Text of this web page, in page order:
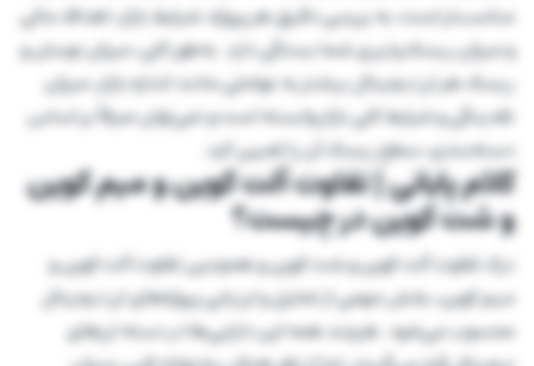
مناسب‌تر است، به بررسی دقیق هر پروژه، شرایط بازار، اهداف مالی
و میزان ریسک‌پذیری شما بستگی دارد. به‌طور کلی، میزان نوسان و
ریسک هر ارز دیجیتال بیشتر به عواملی مانند اندازه بازار، میزان
نقدینگی و شرایط کلی بازار وابسته است و نمی‌توان صرفاً بر اساس
دسته‌بندی، سطح ریسک آن را تعیین کرد.
کلام پایانی | تفاوت آلت کوین و میم کوین
و شت کوین در چیست؟
درک تفاوت آلت کوین و شت کوین و همچنین تفاوت آلت کوین و
میم کوین، بخش مهمی از تحلیل و ارزیابی پروژه‌های ارز دیجیتال
محسوب می‌شود. هرچند همه این دارایی‌ها در دسته ارزهای